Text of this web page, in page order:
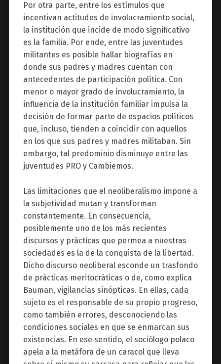
Por otra parte, entre los estímulos que
incentivan actitudes de involucramiento social,
la institución que incide de modo significativo
es la familia. Por ende, entre las juventudes
militantes es posible hallar biografías en
donde sus padres y madres cuentan con
antecedentes de participación política. Con
menor o mayor grado de involucramiento, la
influencia de la institución familiar impulsa la
decisión de formar parte de espacios políticos
que, incluso, tienden a coincidir con aquellos
en los que sus padres y madres militaban. Sin
embargo, tal predominio disminuye entre las
juventudes PRO y Cambiemos.
Las limitaciones que el neoliberalismo impone a
la subjetividad mutan y transforman
constantemente. En consecuencia,
posiblemente uno de los más recientes
discursos y prácticas que permea a nuestras
sociedades es la de la conquista de la libertad.
Dicho discurso neoliberal esconde un trasfondo
de prácticas meritocráticas o de, como explica
Bauman, vigilancias sinópticas. En ellas, cada
sujeto es el responsable de su propio progreso,
como también errores, desconociendo las
condiciones sociales en que se enmarcan sus
existencias. En ese sentido, el sociólogo polaco
apela a la metáfora de un caracol que lleva